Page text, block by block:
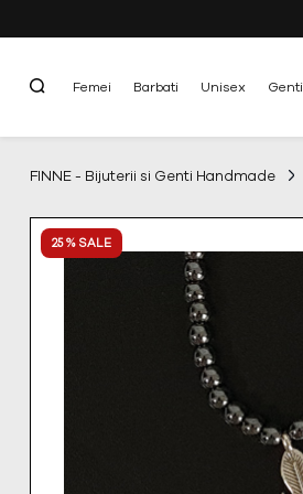
Femei Barbati Unisex Genti
FINNE - Bijuterii si Genti Handmade
25 % SALE